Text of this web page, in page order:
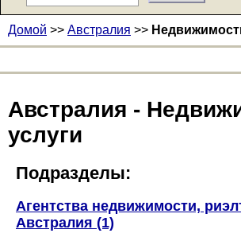
Домой >> Австралия >>
Австралия -
услуги
Подразделы:
Агентства недвижимости,
Австралия (1)